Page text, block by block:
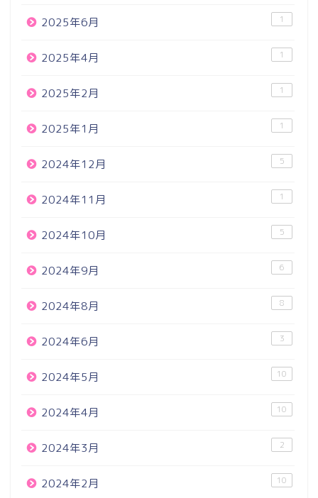
2025年6月 1
2025年4月 1
2025年2月 1
2025年1月 1
2024年12月 5
2024年11月 1
2024年10月 5
2024年9月 6
2024年8月 8
2024年6月 3
2024年5月 10
2024年4月 10
2024年3月 2
2024年2月 10